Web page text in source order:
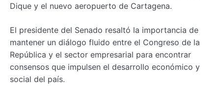
Dique y el nuevo aeropuerto de Cartagena.
El presidente del Senado resaltó la importancia de
mantener un diálogo fluido entre el Congreso de la
República y el sector empresarial para encontrar
consensos que impulsen el desarrollo económico y
social del país.